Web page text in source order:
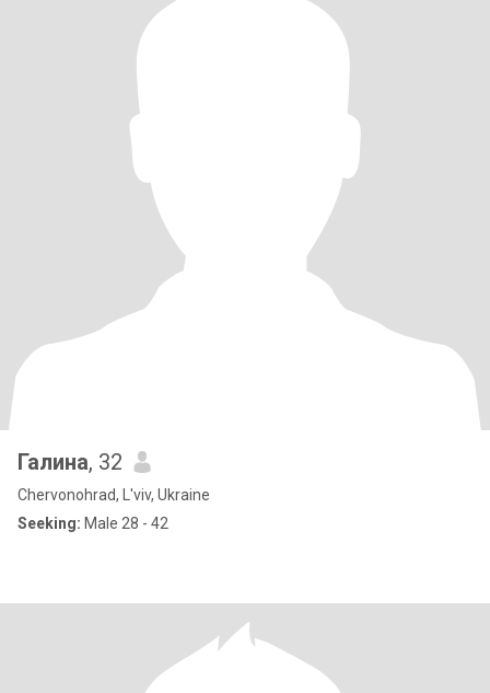
Галина, 32
Chervonohrad, L'viv, Ukraine
Seeking: Male 28 - 42